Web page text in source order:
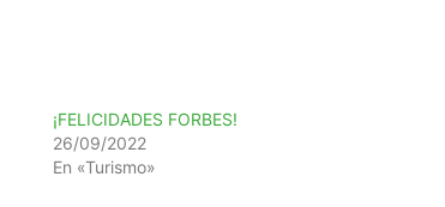
¡FELICIDADES FORBES!
26/09/2022
En «Turismo»